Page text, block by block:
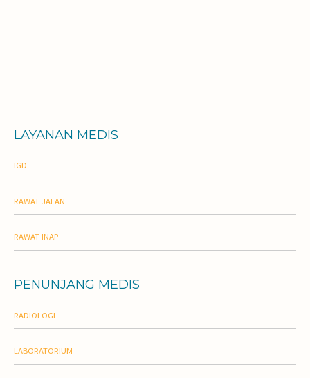
LAYANAN MEDIS
IGD
RAWAT JALAN
RAWAT INAP
PENUNJANG MEDIS
RADIOLOGI
LABORATORIUM